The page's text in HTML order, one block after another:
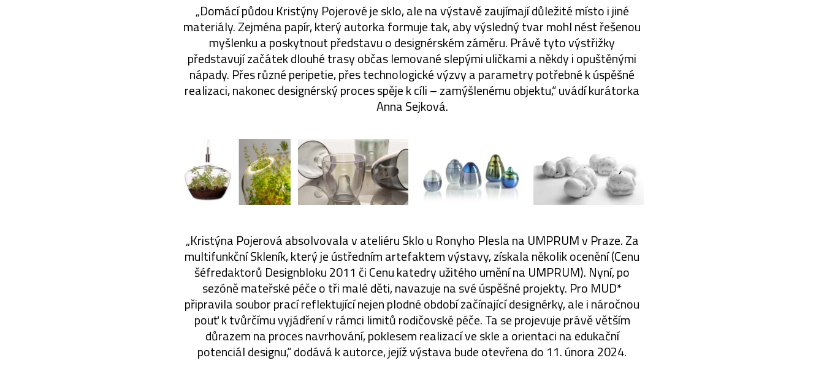
„Domácí půdou Kristýny Pojerové je sklo, ale na výstavě zaujímají důležité místo i jiné
materiály. Zejména papír, který autorka formuje tak, aby výsledný tvar mohl nést řešenou
myšlenku a poskytnout představu o designérském záměru. Právě tyto výstřižky
představují začátek dlouhé trasy občas lemované slepými uličkami a někdy i opuštěnými
nápady. Přes různé peripetie, přes technologické výzvy a parametry potřebné k úspěšné
realizaci, nakonec designérský proces spěje k cíli – zamýšlenému objektu,“ uvádí kurátorka
Anna Sejková.
„Kristýna Pojerová absolvovala v ateliéru Sklo u Ronyho Plesla na UMPRUM v Praze. Za
multifunkční Skleník, který je ústředním artefaktem výstavy, získala několik ocenění (Cenu
šéfredaktorů Designbloku 2011 či Cenu katedry užitého umění na UMPRUM). Nyní, po
sezóně mateřské péče o tři malé děti, navazuje na své úspěšné projekty. Pro MUD*
připravila soubor prací reflektující nejen plodné období začínající designérky, ale i náročnou
pouť k tvůrčímu vyjádření v rámci limitů rodičovské péče. Ta se projevuje právě větším
důrazem na proces navrhování, poklesem realizací ve skle a orientaci na edukační
potenciál designu,“ dodává k autorce, jejíž výstava bude otevřena do 11. února 2024.